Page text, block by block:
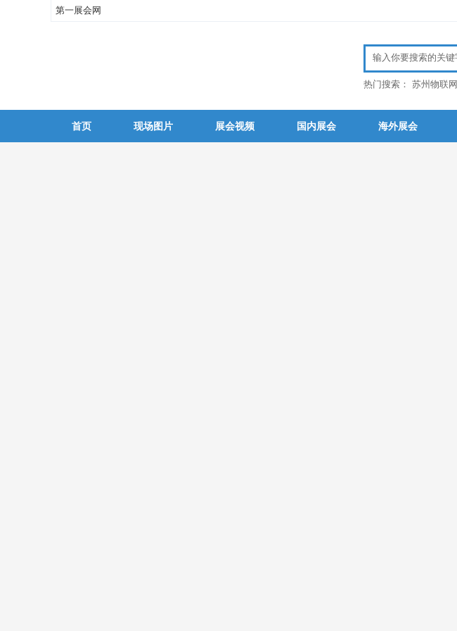
第一展会网
热门搜索： 苏州物联网
首页 现场图片 展会视频 国内展会 海外展会